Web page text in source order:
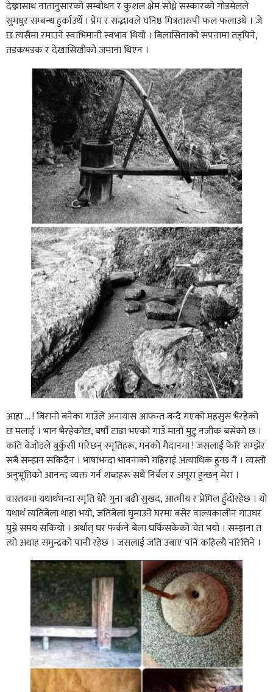
देख्नासाथ नातानुसारको सम्बोधन र कुशल क्षेम सोध्ने सस्कारको गोडमेलले
सुमधुर सम्बन्ध हुर्काउर्थे । प्रेम र सद्भावले घनिष्ठ मित्रतारुपी फल फलाउथे । जे
छ त्यसैमा रमाउने स्वाभिमानी स्वभाव थियो । बिलासिताको सपनामा तड्पिने,
तडकभडक र देखासिखीको जमाना थिएन ।
आहा … ! बिरानो बनेका गाउँले अनायास आफन्त बन्दै गएको महसुस भैरहेको
छ मलाई । भान भैरहेकोछ, बर्षौ टाढा भएको गाउँ मानौं मुटु नजीक बसेको छ ।
कति बेजोडले बुर्कुसी मारेछन् स्मृतिहरू, मनको मैदानमा ! जसलाई फेरि सम्झेर
सबै सम्झन सकिदैन । भाषाभन्दा भावनाको गहिराई अत्याधिक हुन्छ नै । त्यस्तो
अनुभूतिको आनन्द व्यक्त गर्न शब्दहरू सधै निर्बल र अपूरा हुन्छन् मेरा ।
वास्तवमा यथार्थभन्दा स्मृति धेरै गुना बढी सुखद, आत्मीय र प्रेमिल हुँदोरहेछ । यो
यथार्थ त्यतिबेला थाहा भयो, जतिबेला घुमाउने घरमा बसेर वाल्यकालीन गाउघर
घुम्ने समय सकियो । अर्थात् घर फर्कने बेला घर्किसकेको चेत भयो । सम्झना त
त्यो अथाह समुन्द्रको पानी रहेछ । जसलाई जति उबाए पनि कहिल्यै नरित्तिने ।